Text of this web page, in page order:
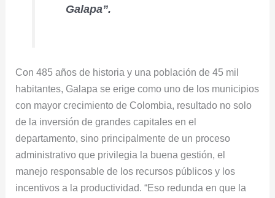
Galapa”.
Con 485 años de historia y una población de 45 mil
habitantes, Galapa se erige como uno de los municipios
con mayor crecimiento de Colombia, resultado no solo
de la inversión de grandes capitales en el
departamento, sino principalmente de un proceso
administrativo que privilegia la buena gestión, el
manejo responsable de los recursos públicos y los
incentivos a la productividad. “Eso redunda en que la